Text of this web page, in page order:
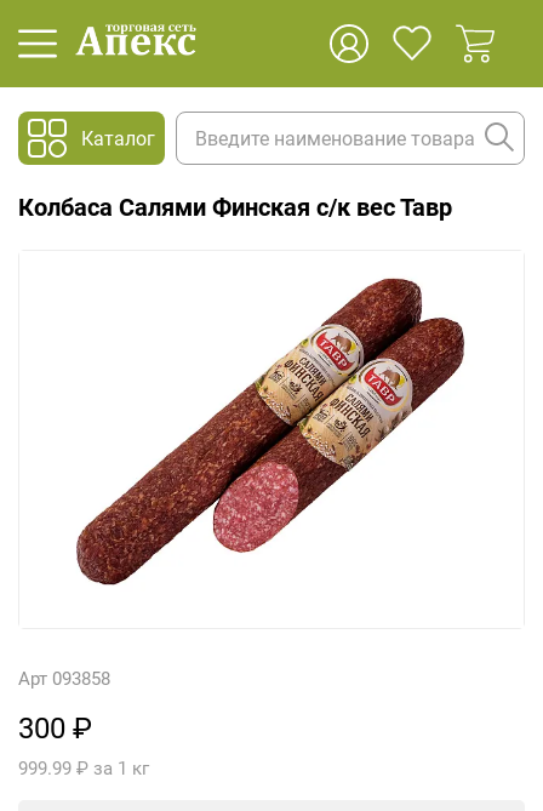
Каталог
Колбаса Салями Финская с/к вес Тавр
Арт 093858
300 ₽
999.99 ₽ за 1 кг